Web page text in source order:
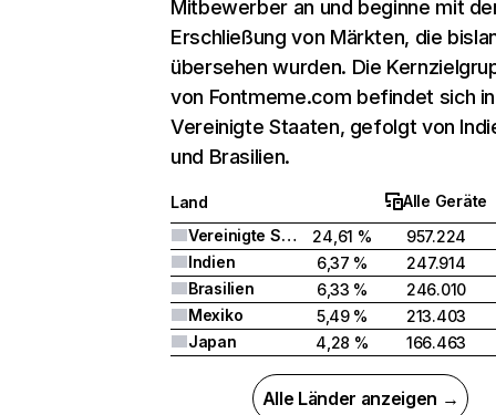
Mitbewerber an und beginne mit
Erschließung von Märkten, die
übersehen wurden. Die
von Fontmeme.com befindet sich in
Vereinigte Staaten, gefolgt von
und Brasilien.
Land
Alle Geräte
Vereinigte Staaten
24,61 %
957.224
Indien
6,37 %
247.914
Brasilien
6,33 %
246.010
Mexiko
5,49 %
213.403
Japan
4,28 % 166.463
Alle Länder anzeigen →